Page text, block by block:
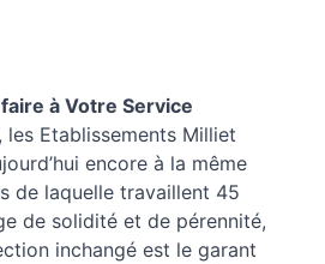
à Votre Service
les Etablissements Milliet
encore à la même
de laquelle travaillent 45
de solidité et de pérennité,
inchangé est le garant